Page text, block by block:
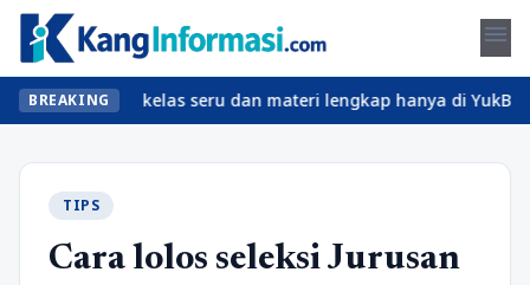
menu
BREAKINGkelas seru dan materi lengkap hanya di
TIPS
Cara lolos seleksi Jurusan